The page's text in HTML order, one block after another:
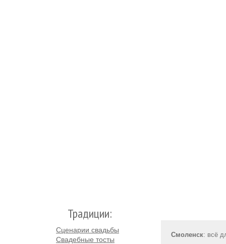
Традиции:
Сценарии свадьбы
Свадебные тосты
Смоленск: всё